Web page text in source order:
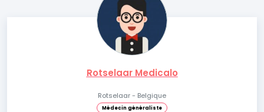
Rotselaar Medicalo
Rotselaar - Belgique
Médecin généraliste